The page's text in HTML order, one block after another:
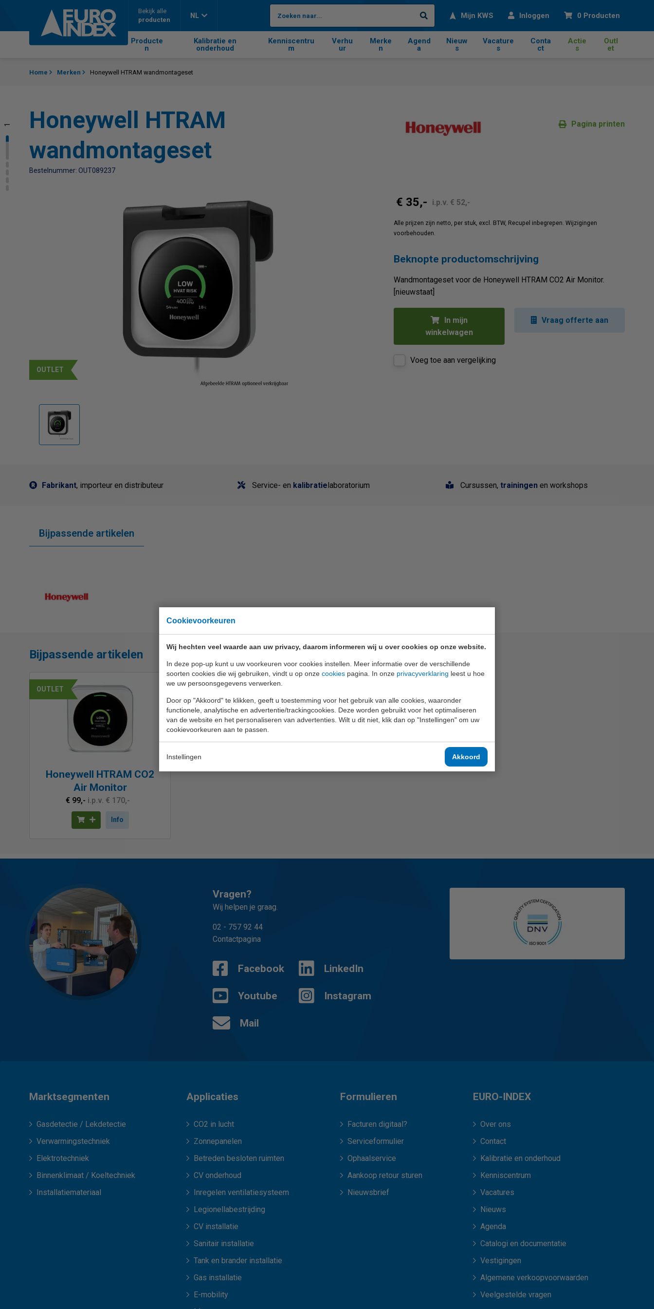
Cookievoorkeuren
Wij hechten veel waarde aan uw privacy, daarom informeren wij u over cookies op onze website.
In deze pop-up kunt u uw voorkeuren voor cookies instellen. Meer informatie over de verschillende
soorten cookies die wij gebruiken, vindt u op onze cookies pagina. In onze privacyverklaring leest u hoe
we uw persoonsgegevens verwerken.
Door op "Akkoord" te klikken, geeft u toestemming voor het gebruik van alle cookies, waaronder
functionele, analytische en advertentie/trackingcookies. Deze worden gebruikt voor het optimaliseren
van de website en het personaliseren van advertenties. Wilt u dit niet, klik dan op "Instellingen" om uw
cookievoorkeuren aan te passen.
Instellingen Akkoord
Bekijk alle
producten
NL Zoeken Mijn KWS Inloggen 0 Producten
Producte
n
Kalibratie en
onderhoud
Kenniscentru
m
Verhu
ur
Merke
n
Agend
a
Nieuw
s
Vacature
s
Conta
ct
Actie
s
Outl
et
1 4 5
Home Merken Honeywell HTRAM wandmontageset
Honeywell HTRAM
wandmontageset
Bestelnummer: OUT089237
Pagina printen
OUTLET
€ 35,- i.p.v. € 52,-
Alle prijzen zijn netto, per stuk, excl. BTW, Recupel inbegrepen. Wijzigingen
voorbehouden.
Beknopte productomschrijving
Wandmontageset voor de Honeywell HTRAM CO2 Air Monitor.
[nieuwstaat]
In mijn
winkelwagen
Vraag offerte aan
Voeg toe aan vergelijking
Fabrikant, importeur en distributeur Service- en kalibratielaboratorium Cursussen, trainingen en workshops
Bijpassende artikelen
Bijpassende artikelen
OUTLET
Honeywell HTRAM CO2
Air Monitor
€ 99,- i.p.v. € 170,-
Info
Vragen?
Wij helpen je graag.
02 - 757 92 44
Contactpagina
Facebook LinkedIn
Youtube Instagram
Mail
Marktsegmenten
Gasdetectie / Lekdetectie
Verwarmingstechniek
Elektrotechniek
Binnenklimaat / Koeltechniek
Installatiemateriaal
Applicaties
CO2 in lucht
Zonnepanelen
Betreden besloten ruimten
CV onderhoud
Inregelen ventilatiesysteem
Legionellabestrijding
CV installatie
Sanitair installatie
Tank en brander installatie
Gas installatie
E-mobility
Formulieren
Facturen digitaal?
Serviceformulier
Ophaalservice
Aankoop retour sturen
Nieuwsbrief
EURO-INDEX
Over ons
Contact
Kalibratie en onderhoud
Kenniscentrum
Vacatures
Nieuws
Agenda
Catalogi en documentatie
Vestigingen
Algemene verkoopvoorwaarden
Veelgestelde vragen